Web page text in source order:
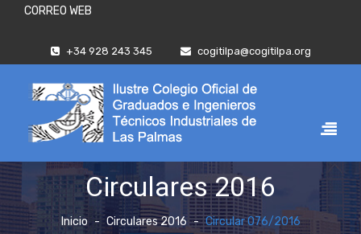
CORREO WEB
+34 928 243 345 cogitilpa@cogitilpa.org
Circulares 2016
Inicio Circulares 2016 Circular 076/2016